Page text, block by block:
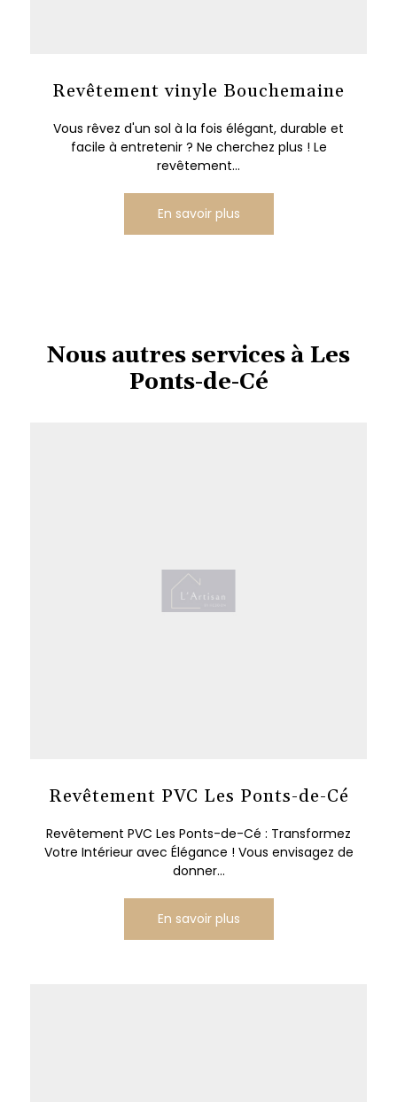
Revêtement vinyle Bouchemaine
Vous rêvez d'un sol à la fois élégant, durable et
facile à entretenir ? Ne cherchez plus ! Le
revêtement...
En savoir plus
Nous autres services à Les
Ponts-de-Cé
Revêtement PVC Les Ponts-de-Cé
Revêtement PVC Les Ponts-de-Cé : Transformez
Votre Intérieur avec Élégance ! Vous envisagez de
donner...
En savoir plus